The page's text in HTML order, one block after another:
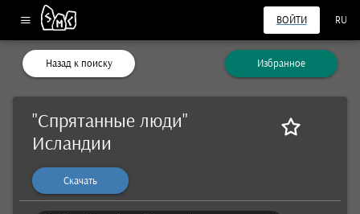
ВОЙТИ RU
Назад к поиску Избранное
"Спрятанные люди"
Исландии
Скачать